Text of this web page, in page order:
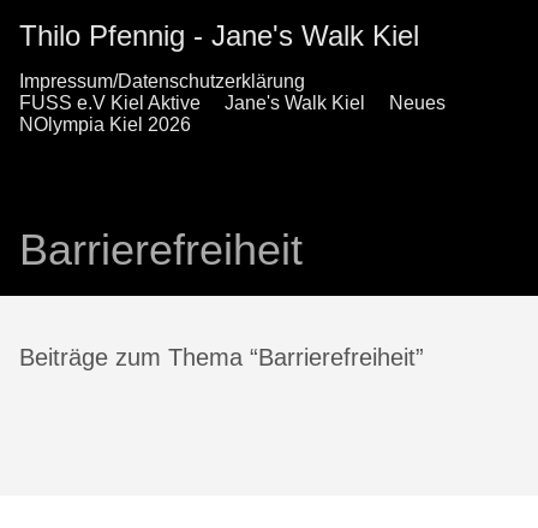
Thilo Pfennig - Jane's Walk Kiel
Impressum/Datenschutzerklärung
FUSS e.V Kiel Aktive
Jane's Walk Kiel
Neues
NOlympia Kiel 2026
Barrierefreiheit
Beiträge zum Thema “Barrierefreiheit”